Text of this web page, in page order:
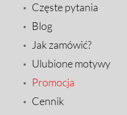
Częste pytania
Blog
Jak zamówić?
Ulubione motywy
Promocja
Cennik